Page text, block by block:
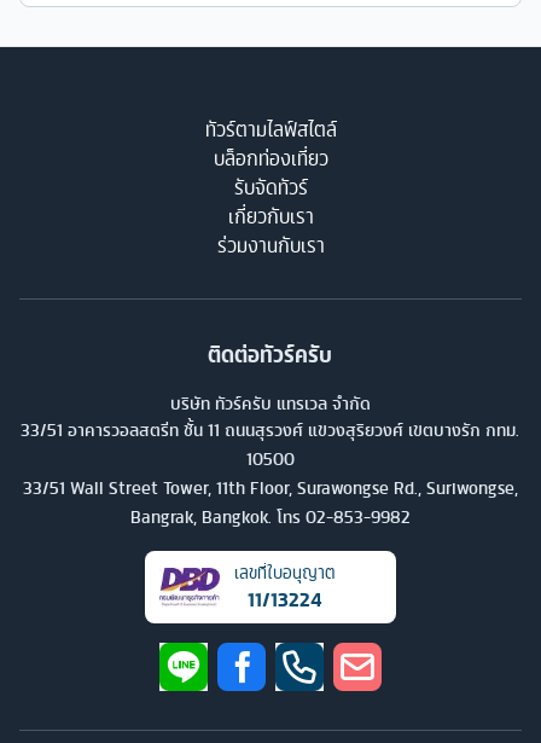
ทัวร์ตามไลฟ์สไตล์
บล็อกท่องเที่ยว
รับจัดทัวร์
เกี่ยวกับเรา
ร่วมงานกับเรา
ติดต่อทัวร์ครับ
บริษัท ทัวร์ครับ แทรเวล จำกัด
33/51 อาคารวอลสตรีท ชั้น 11 ถนนสุรวงศ์ แขวงสุริยวงศ์ เขตบางรัก กทม.
10500
33/51 Wall Street Tower, 11th Floor, Surawongse Rd., Suriwongse,
Bangrak, Bangkok. โทร 02-853-9982
เลขที่ใบอนุญาต
11/13224